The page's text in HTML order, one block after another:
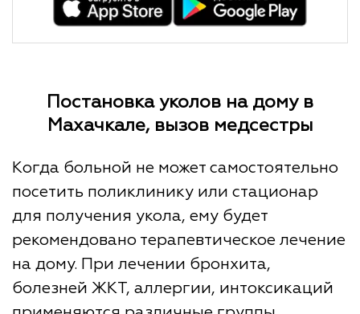
Постановка уколов на дому в
Махачкале, вызов медсестры
Когда больной не может самостоятельно
посетить поликлинику или стационар
для получения укола, ему будет
рекомендовано терапевтическое лечение
на дому. При лечении бронхита,
болезней ЖКТ, аллергии, интоксикаций